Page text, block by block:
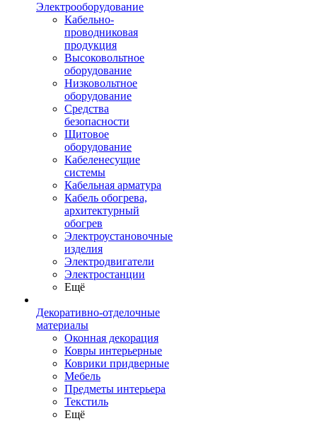
Электрооборудование
Кабельно-
проводниковая
продукция
Высоковольтное
оборудование
Низковольтное
оборудование
Средства
безопасности
Щитовое
оборудование
Кабеленесущие
системы
Кабельная арматура
Кабель обогрева,
архитектурный
обогрев
Электроустановочные
изделия
Электродвигатели
Электростанции
Ещё
Декоративно-отделочные
материалы
Оконная декорация
Ковры интерьерные
Коврики придверные
Мебель
Предметы интерьера
Текстиль
Ещё